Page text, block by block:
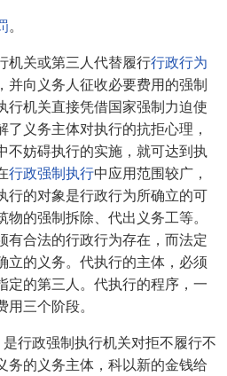
。
机关或第三人代替履行行政行为
并向义务人征收必要费用的强制
行机关直接凭借国家强制力迫使
了义务主体对执行的抗拒心理，
不妨碍执行的实施，就可达到执
行政强制执行中应用范围较广，
行的对象是行政行为所确立的可
的强制拆除、代出义务工等。
有合法的行政行为存在，而法定
立的义务。代执行的主体，必须
定的第三人。代执行的程序，一
三个阶段。
是行政强制执行机关对拒不履行不
务的义务主体，科以新的金钱给